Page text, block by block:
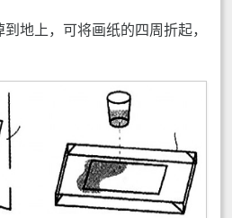
地上，可将画纸的四周折起，